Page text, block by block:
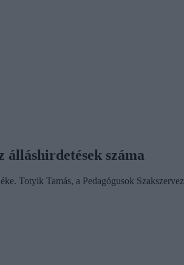
álláshirdetések száma
Totyik Tamás, a Pedagógusok